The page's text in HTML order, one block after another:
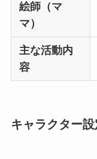
絵師（マ
マ）
主な活動内
容
キャラクター